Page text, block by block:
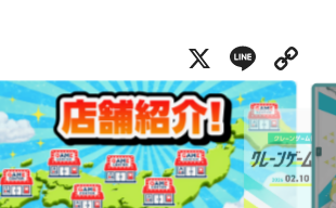
X Line